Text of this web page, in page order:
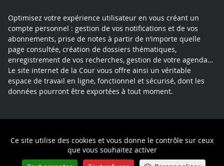
Ce site utilise des cookies et vous donne le contrôle sur ceux
que vous souhaitez activer
Optimisez votre expérience utilisateur en vous créant un
compte personnel : gestion de vos notifications et de vos
abonnements, prise de notes à partir de n’importe quelle
page consultée, création de dossiers thématiques,
enregistrement de vos recherches, gestion de votre agenda…
Le site internet de la Cour vous offre ainsi un véritable
espace de travail en ligne, fonctionnel et sécurisé, dont les
données pourront être exportées à tout moment.
Politique de confidentialité